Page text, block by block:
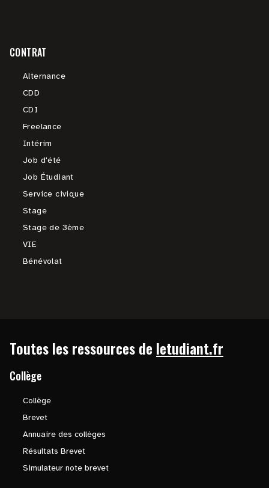
CONTRAT
Alternance
CDD
CDI
Freelance
Intérim
Job d'été
Job Étudiant
Service civique
Stage
Stage de 3ème
VIE
Bénévolat
Toutes les ressources de letudiant.fr
Collège
Collège
Brevet
Annuaire des collèges
Résultats Brevet
Simulateur note brevet